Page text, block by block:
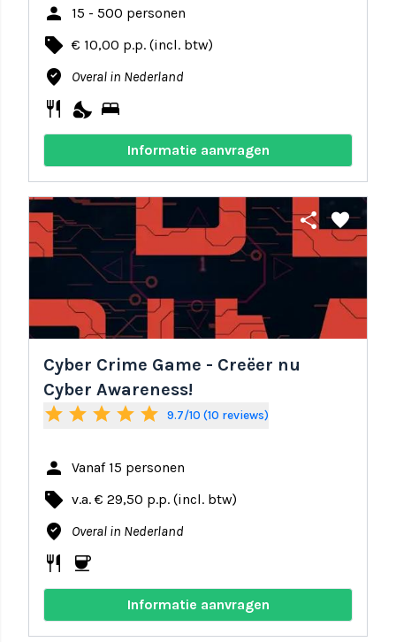
person 15 - 500 personen
local_offer € 10,00 p.p. (incl. btw)
where_to_vote Overal in Nederland
restaurant nights_stay bed
Informatie aanvragen
share favorite
Cyber Crime Game - Creëer nu
Cyber Awareness!
star star star star star 9.7/10 (10 reviews)
person Vanaf 15 personen
local_offer v.a. € 29,50 p.p. (incl. btw)
where_to_vote Overal in Nederland
restaurant coffee
Informatie aanvragen